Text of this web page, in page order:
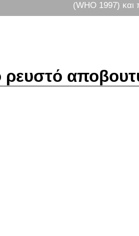
(WHO 1997) και
ρευστό